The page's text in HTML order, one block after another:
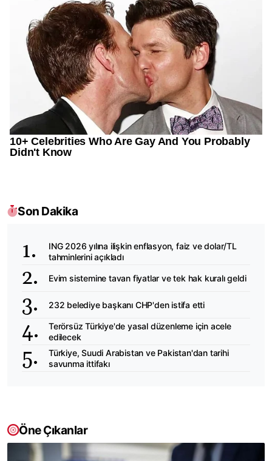
Son Dakika
ING 2026 yılına ilişkin enflasyon, faiz ve dolar/TL
tahminlerini açıkladı
Evim sistemine tavan fiyatlar ve tek hak kuralı geldi
232 belediye başkanı CHP'den istifa etti
Terörsüz Türkiye'de yasal düzenleme için acele
edilecek
Türkiye, Suudi Arabistan ve Pakistan'dan tarihi
savunma ittifakı
Öne Çıkanlar